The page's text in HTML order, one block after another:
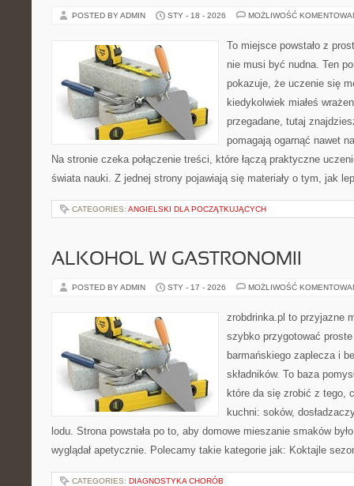
POSTED BY ADMIN STY - 18 - 2026 MOŻLIWOŚĆ
To miejsce powstało z
nie musi być nudna. Ten
pokazuje, że uczenie się
kiedykolwiek miałeś
przegadane, tutaj
pomagają ogarnąć nawet
Na stronie czeka połączenie treści, które łączą praktyczne
świata nauki. Z jednej strony pojawiają się materiały o tym, jak
CATEGORIES: ANGIELSKI DLA POCZĄTKUJĄCYCH
ALKOHOL W GASTRONOMII
POSTED BY ADMIN STY - 17 - 2026 MOŻLIWOŚĆ
zrobdrinka.pl to przyjazne
szybko przygotować
barmańskiego zaplecza i
składników. To baza
które da się zrobić z tego,
kuchni: soków,
lodu. Strona powstała po to, aby domowe mieszanie smaków
wyglądał apetycznie. Polecamy takie kategorie jak: Koktajle
CATEGORIES: DIAGNOSTYKA CHORÓB